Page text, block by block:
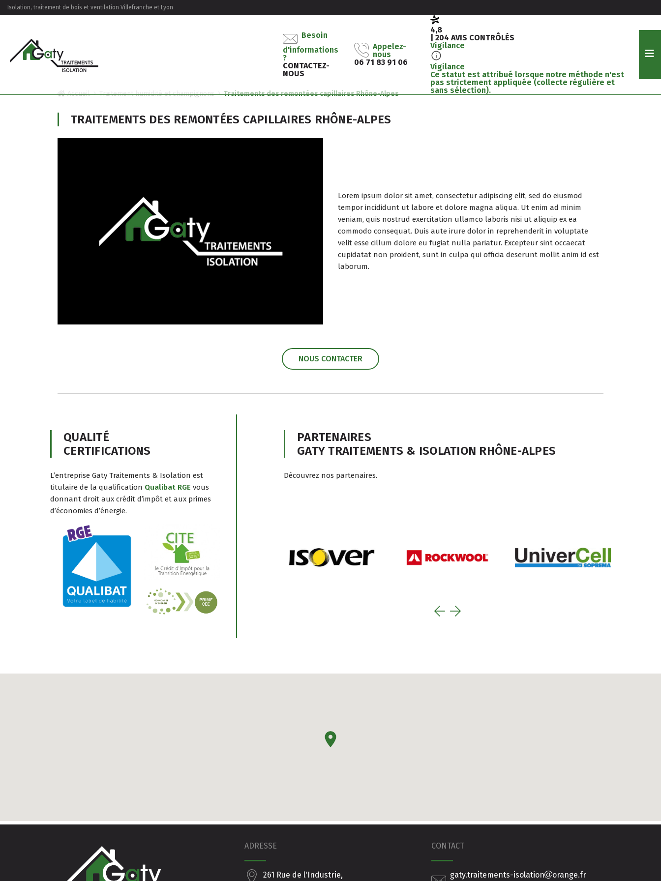
Isolation, traitement de bois et ventilation Villefranche et Lyon
Besoin
d'informations
?
CONTACTEZ-
NOUS
Appelez-
nous
06 71 83 91 06
4,8
| 204 AVIS CONTRÔLÉS
Vigilance
Vigilance
Ce statut est attribué lorsque notre méthode n'est
pas strictement appliquée (collecte régulière et
sans sélection).
Accueil Traitement humidité et champignons Traitements des remontées capillaires Rhône-Alpes
TRAITEMENTS DES REMONTÉES CAPILLAIRES RHÔNE-ALPES
Lorem ipsum dolor sit amet, consectetur adipiscing elit, sed do eiusmod
tempor incididunt ut labore et dolore magna aliqua. Ut enim ad minim
veniam, quis nostrud exercitation ullamco laboris nisi ut aliquip ex ea
commodo consequat. Duis aute irure dolor in reprehenderit in voluptate
velit esse cillum dolore eu fugiat nulla pariatur. Excepteur sint occaecat
cupidatat non proident, sunt in culpa qui officia deserunt mollit anim id est
laborum.
NOUS CONTACTER
QUALITÉ
CERTIFICATIONS
L’entreprise Gaty Traitements & Isolation est
titulaire de la qualification Qualibat RGE vous
donnant droit aux crédit d’impôt et aux primes
d’économies d’énergie.
PARTENAIRES
GATY TRAITEMENTS & ISOLATION RHÔNE-ALPES
Découvrez nos partenaires.
ADRESSE
261 Rue de l'Industrie,
CONTACT
gaty.traitements-isolation orange.fr